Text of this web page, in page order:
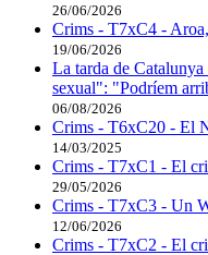
26/06/2026
Crims - T7xC4 -
19/06/2026
La tarda de
sexual": "Podríem
06/08/2026
Crims - T6xC20 - El
14/03/2025
Crims - T7xC1 - El
29/05/2026
Crims - T7xC3 - Un
12/06/2026
Crims - T7xC2 - El